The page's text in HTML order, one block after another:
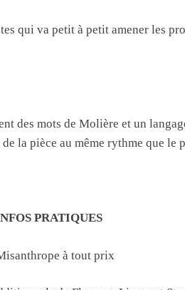
qui va petit à petit amener les
des mots de Molière et un
la pièce au même rythme que le
PRATIQUES
à tout prix